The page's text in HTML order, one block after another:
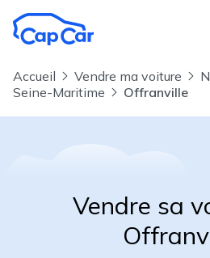
Accueil Vendre ma voiture
Seine-Maritime
Offranville
Vendre sa